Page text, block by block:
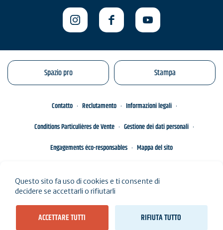
Spazio pro Stampa
Contatto Reclutamento
Informazioni legali
Conditions Particulières de Vente
Gestione dei dati personali
Engagements éco-responsables
Mappa del sito
Questo sito fa uso di cookies e ti consente di
decidere se accettarli o rifiutarli
ACCETTARE TUTTI RIFIUTA TUTTO